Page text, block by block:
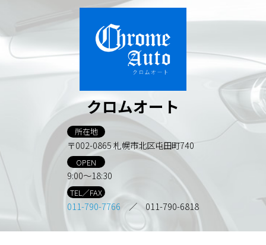
クロムオート
所在地
〒002-0865 札幌市北区屯田町740
OPEN
9:00～18:30
TEL／FAX
011-790-7766 ／ 011-790-6818